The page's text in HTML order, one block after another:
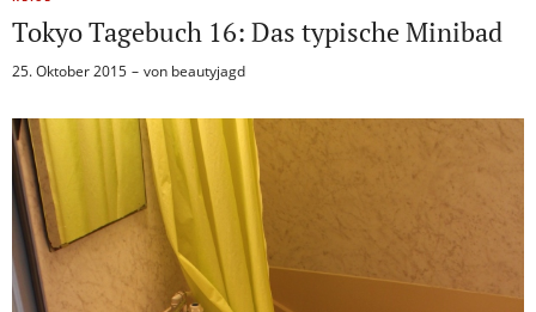
Tokyo Tagebuch 16: Das typische Minibad
25. Oktober 2015 von beautyjagd